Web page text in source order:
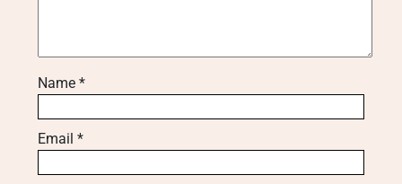
Name *
Email *